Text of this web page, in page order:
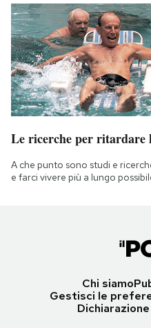
Le ricerche per ritardare
A che punto sono studi e
e farci vivere più a lungo
Chi siamo
Gestisci le